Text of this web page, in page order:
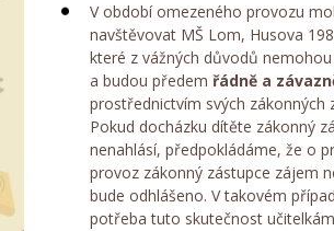
V období omezeného provozu
navštěvovat MŠ Lom, Husova
které z vážných důvodů
a budou předemřádně a
prostřednictvím svých zákonných
Pokud docházku dítěte zákonný
nenahlásí, předpokládáme, že o
provoz zákonný zástupce zájem
bude odhlášeno. V takovém
potřeba tuto skutečnost